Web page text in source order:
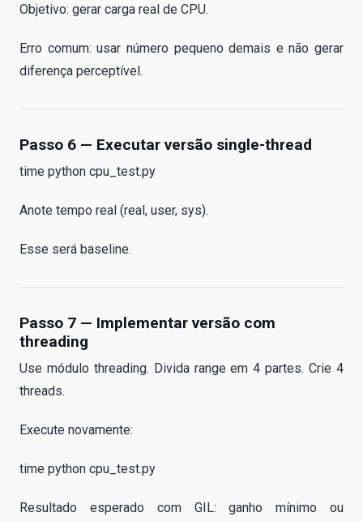
Objetivo: gerar carga real de CPU.
Erro comum: usar número pequeno demais e não gerar
diferença perceptível.
Passo 6 — Executar versão single-thread
time python cpu_test.py
Anote tempo real (real, user, sys).
Esse será baseline.
Passo 7 — Implementar versão com
threading
Use módulo threading. Divida range em 4 partes. Crie 4
threads.
Execute novamente:
time python cpu_test.py
Resultado esperado com GIL: ganho mínimo ou